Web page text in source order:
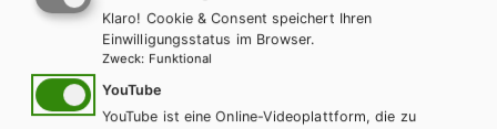
Weitere Bände dieser
Klaro! Cookie & Consent speichert Ihren
Einwilligungsstatus im Browser.
Zweck: Funktional
YouTube
YouTube ist eine Online-Videoplattform, die zu